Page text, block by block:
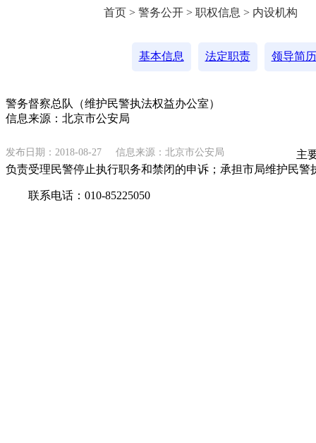
首页 > 警务公开 > 职权信息 > 内设机构
基本信息 法定职责 领导简历
警务督察总队（维护民警执法权益办公室）
信息来源：北京市公安局
发布日期：2018-08-27 信息来源：北京市公安局
主要
负责受理民警停止执行职务和禁闭的申诉；承担市局维护民
联系电话：010-85225050